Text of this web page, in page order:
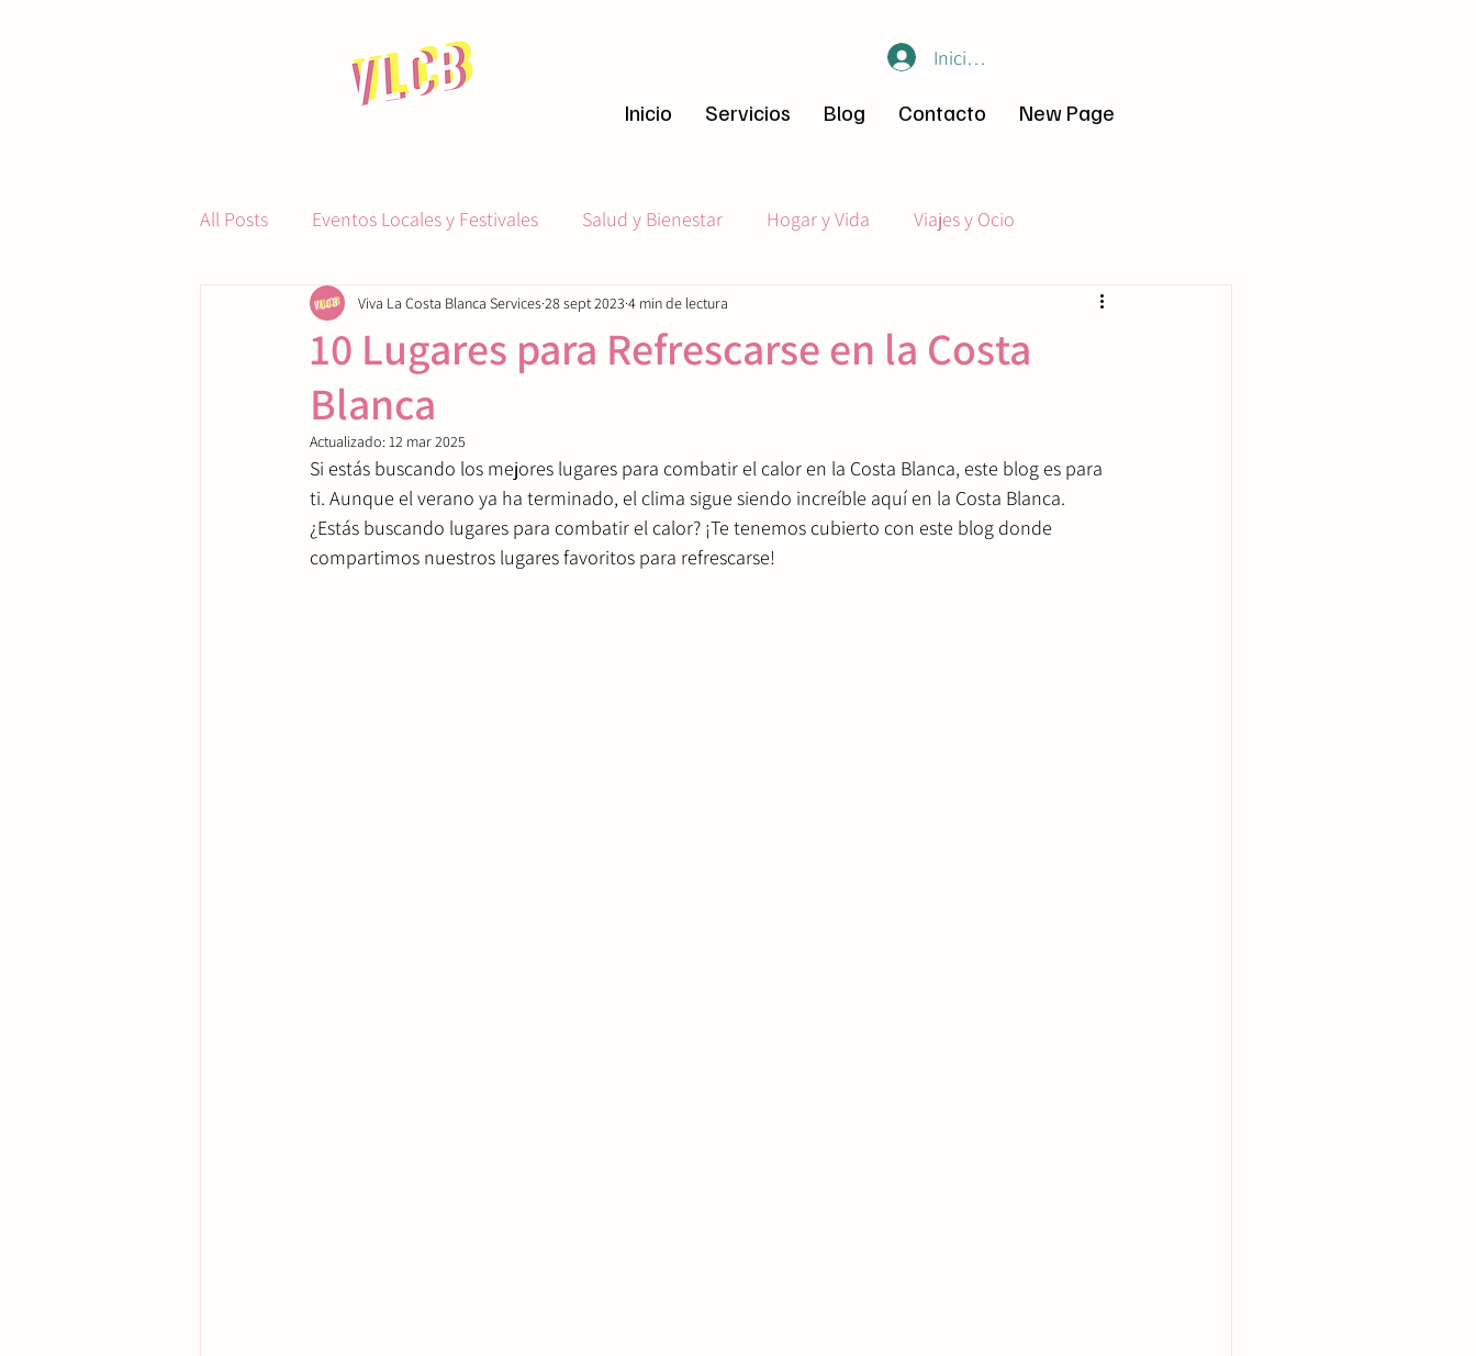
Iniciar sesión
Inicio Servicios Blog Contacto New Page
All Posts Eventos Locales y Festivales Salud y Bienestar Hogar y Vida Viajes y Ocio
Gastronomía y Restauración Iniciátivas Comunitarias
10 Lugares para Refrescarse en la Costa
Blanca
Viva La Costa Blanca Services28 sept 2023 4 min de lectura
Actualizado:12 mar 2025
Si estás buscando los mejores lugares para combatir el calor en la Costa Blanca, este blog es para
ti. Aunque el verano ya ha terminado, el clima sigue siendo increíble aquí en la Costa Blanca.
¿Estás buscando lugares para combatir el calor? ¡Te tenemos cubierto con este blog donde
compartimos nuestros lugares favoritos para refrescarse!